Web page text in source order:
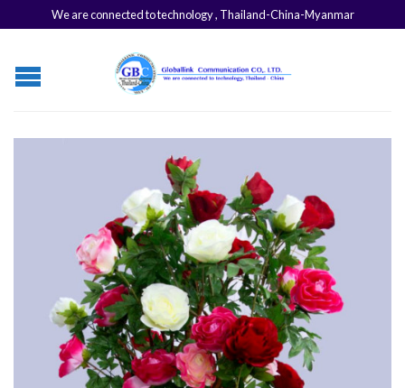
We are connected to technology , Thailand-China-Myanmar